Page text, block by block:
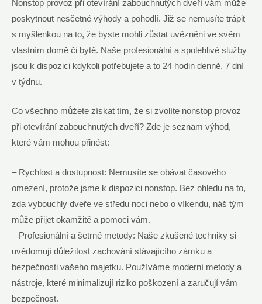
Nonstop provoz při otevírání zabouchnutých dveří vám může
poskytnout nesčetné výhody a pohodlí. Již se nemusíte trápit
s myšlenkou na to, že byste mohli zůstat uvězněni ve svém
vlastním domě či bytě. Naše profesionální a spolehlivé služby
jsou k dispozici kdykoli potřebujete a to 24 hodin denně, 7 dní
v týdnu.
Co všechno můžete získat tím, že si zvolíte nonstop provoz
při otevírání zabouchnutých dveří? Zde je seznam výhod,
které vám mohou přinést:
– Rychlost a dostupnost: Nemusíte se obávat časového
omezení, protože jsme k dispozici nonstop. Bez ohledu na to,
zda vybouchly dveře ve středu noci nebo o víkendu, náš tým
může přijet okamžitě a pomoci vám.
– Profesionální a šetrné metody: Naše zkušené techniky si
uvědomují důležitost zachování stávajícího zámku a
bezpečnosti vašeho majetku. Používáme moderní metody a
nástroje, které minimalizují riziko poškození a zaručují vám
bezpečnost.